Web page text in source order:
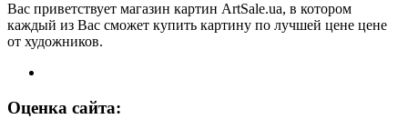
Вас приветствует магазин картин ArtSale.ua, в котором
каждый из Вас сможет купить картину по лучшей цене цене
от художников.
Оценка сайта: